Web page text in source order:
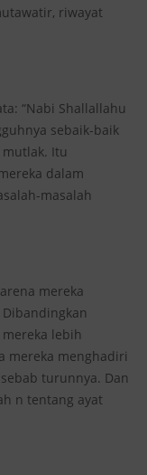
riwayat
“Nabi Shallallahu
sebaik-baik
Itu
dalam
masalah
mereka
lebih
mereka menghadiri
turunnya. Dan
n tentang ayat